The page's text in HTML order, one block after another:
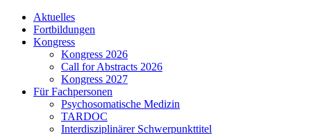
Aktuelles
Fortbildungen
Kongress
Kongress 2026
Call for Abstracts 2026
Kongress 2027
Für Fachpersonen
Psychosomatische Medizin
TARDOC
Interdisziplinärer Schwerpunkttitel